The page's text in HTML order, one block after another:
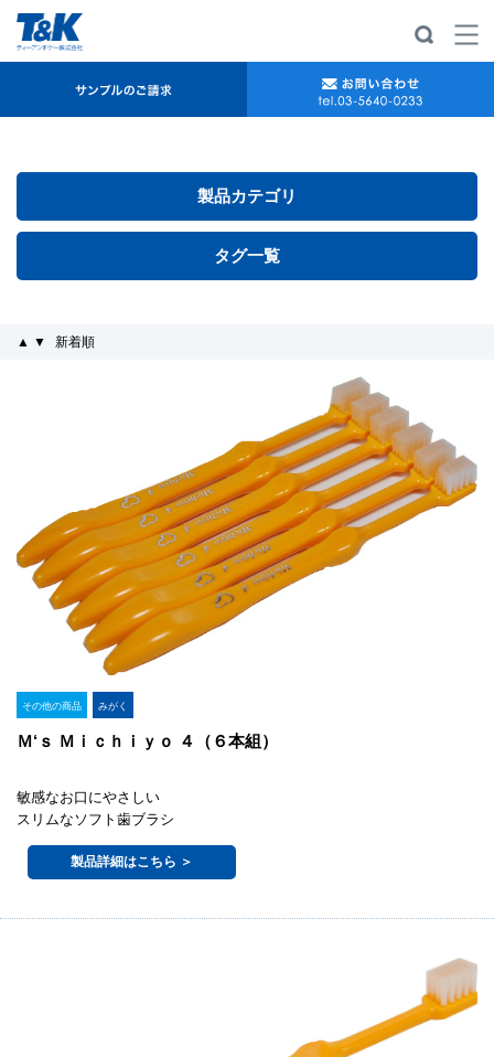
製品カテゴリ
タグ一覧
▲ ▼ 新着順
その他の商品 みがく
Ｍ‘ｓ Ｍｉｃｈｉｙｏ ４（６本組）
敏感なお口にやさしい
スリムなソフト歯ブラシ
製品詳細はこちら ＞